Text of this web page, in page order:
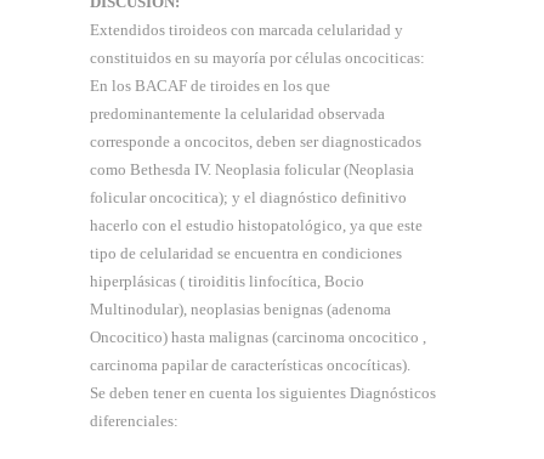
Extendidos tiroideos con marcada celularidad y
constituidos en su mayoría por células oncociticas:
En los BACAF de tiroides en los que
predominantemente la celularidad observada
corresponde a oncocitos, deben ser diagnosticados
como Bethesda IV. Neoplasia folicular (Neoplasia
folicular oncocitica); y el diagnóstico definitivo
hacerlo con el estudio histopatológico, ya que este
tipo de celularidad se encuentra en condiciones
hiperplásicas ( tiroiditis linfocítica, Bocio
Multinodular), neoplasias benignas (adenoma
Oncocitico) hasta malignas (carcinoma oncocitico ,
carcinoma papilar de características oncocíticas).
Se deben tener en cuenta los siguientes Diagnósticos
diferenciales: